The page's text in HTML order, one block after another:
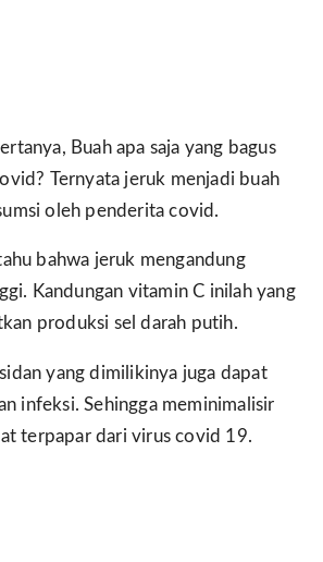
Buah apa saja yang bagus
Ternyata jeruk menjadi buah
oleh penderita covid.
bahwa jeruk mengandung
Kandungan vitamin C inilah yang
produksi sel darah putih.
yang dimilikinya juga dapat
infeksi. Sehingga meminimalisir
terpapar dari virus covid 19.